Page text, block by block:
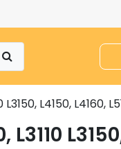
L3150, L4150, L4160,